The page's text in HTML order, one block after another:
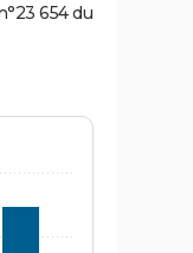
654 du